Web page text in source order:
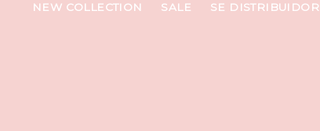
NEW COLLECTION SALE SE DISTRIBUIDOR